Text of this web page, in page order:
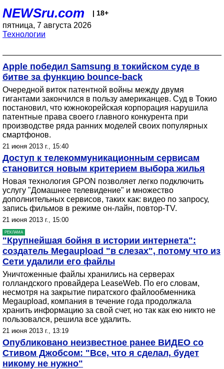
NEWSru.com | 18+
пятница, 7 августа 2026
Технологии
Apple победил Samsung в токийском суде в
битве за функцию bounce-back
Очередной виток патентной войны между двумя
гигантами закончился в пользу американцев. Суд в Токио
постановил, что южнокорейская корпорация нарушила
патентные права своего главного конкурента при
производстве ряда ранних моделей своих популярных
смартфонов.
21 июня 2013 г., 15:40
Доступ к телекоммуникационным сервисам
становится новым критерием выбора жилья
Новая технология GPON позволяет легко подключить
услугу "Домашнее телевидение" и множество
дополнительных сервисов, таких как: видео по запросу,
запись фильмов в режиме он-лайн, повтор-TV.
21 июня 2013 г., 15:00
РЕКЛАМА
"Крупнейшая бойня в истории интернета":
создатель Megaupload "в слезах", потому что из
Сети удалили его файлы
Уничтоженные файлы хранились на серверах
голландского провайдера LeaseWeb. По его словам,
несмотря на закрытие пиратского файлообменника
Megaupload, компания в течение года продолжала
хранить информацию за свой счет, но так как ею никто не
пользовался, решила все удалить.
21 июня 2013 г., 13:19
Опубликовано неизвестное ранее ВИДЕО со
Стивом Джобсом: "Все, что я сделал, будет
никому не нужно"